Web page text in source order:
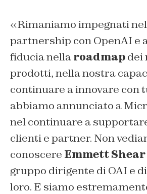
«Rimaniamo impegnati
partnership con OpenAI e
fiducia nellaroadmapdei
prodotti, nella nostra
continuare a innovare con
abbiamo annunciato a
nel continuare a
clienti e partner. Non
conoscere Emmett Shear
gruppo dirigente di OAI e
loro. E siamo